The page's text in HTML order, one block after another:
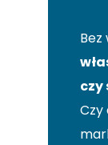
Bez
czy
Czy